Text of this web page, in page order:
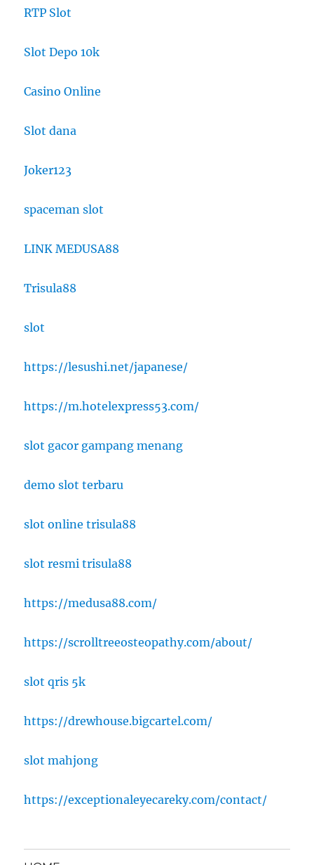
RTP Slot
Slot Depo 10k
Casino Online
Slot dana
Joker123
spaceman slot
LINK MEDUSA88
Trisula88
slot
https://lesushi.net/japanese/
https://m.hotelexpress53.com/
slot gacor gampang menang
demo slot terbaru
slot online trisula88
slot resmi trisula88
https://medusa88.com/
https://scrolltreeosteopathy.com/about/
slot qris 5k
https://drewhouse.bigcartel.com/
slot mahjong
https://exceptionaleyecareky.com/contact/